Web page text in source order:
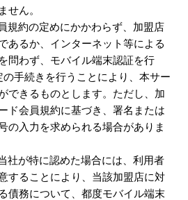
せん。
規約の定めにかかわらず、加盟店
あるか、インターネット等による
問わず、モバイル端末認証を行
手続きを行うことにより、本サー
できるものとします。ただし、加
ド会員規約に基づき、署名または
の入力を求められる場合がありま
社が特に認めた場合には、利用者
することにより、当該加盟店に対
債務について、都度モバイル端末